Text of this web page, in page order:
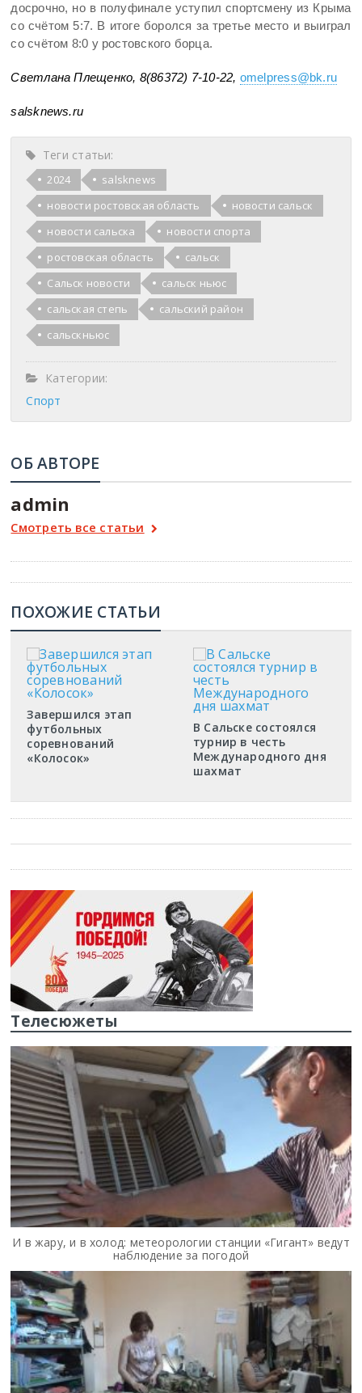
досрочно, но в полуфинале уступил спортсмену из Крыма
со счётом 5:7. В итоге боролся за третье место и выиграл
со счётом 8:0 у ростовского борца.
Светлана Плещенко, 8(86372) 7-10-22, omelpress@bk.ru
salsknews.ru
Теги статьи:
2024
salsknews
новости ростовская область
новости сальск
новости сальска
новости спорта
ростовская область
сальск
Сальск новости
сальск ньюс
сальская степь
сальский район
сальскньюс
Категории:
Спорт
ОБ АВТОРЕ
admin
Смотреть все статьи
ПОХОЖИЕ СТАТЬИ
Завершился этап
футбольных
соревнований
«Колосок»
В Сальске состоялся
турнир в честь
Международного дня
шахмат
Телесюжеты
И в жару, и в холод: метеорологии станции «Гигант» ведут
наблюдение за погодой